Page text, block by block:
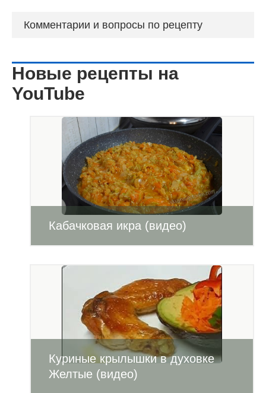
Комментарии и вопросы по рецепту
Новые рецепты на
YouTube
Кабачковая икра (видео)
Куриные крылышки в духовке
Желтые (видео)